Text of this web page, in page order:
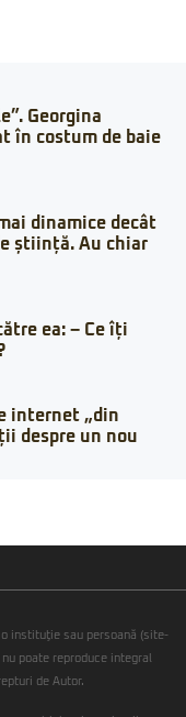
Georgina
în costum de baie
dinamice decât
știință. Au chiar
ea: – Ce îți
internet „din
despre un nou
instituţie sau persoană (site-
poate reproduce integral
de Autor.